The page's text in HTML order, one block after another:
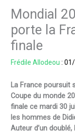
Mondial
porte la
finale
Frédile Allodeou :
La France poursuit
Coupe du monde
finale ce mardi 30
les hommes de
Auteur d’un